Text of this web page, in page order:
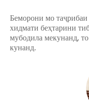
Беморони мо
хидмати беҳтарини
мубодила мекунанд,
кунанд.